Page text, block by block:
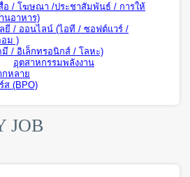
อ / โฆษณา /ประชาสัมพันธ์ / การให้
นอาหาร)
ยี / ออนไลน์ (ไอที / ซอฟต์แวร์ /
อม )
/ อิเล็กทรอนิกส์ / โลหะ)
อุตสาหกรรมพลังงาน
หลาย
ส (BPO)
JOB